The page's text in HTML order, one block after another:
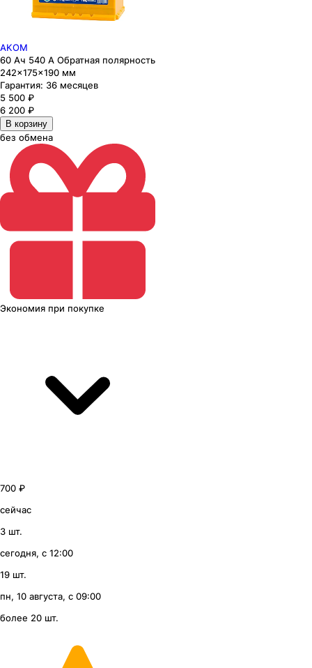
AKOM
60 Ач 540 А Обратная полярность
242×175×190 мм
Гарантия: 36 месяцев
5 500 ₽
6 200 ₽
В корзину
без обмена
Экономия при покупке
700 ₽
сейчас
3 шт.
сегодня, с 12:00
19 шт.
пн, 10 августа, с 09:00
более 20 шт.